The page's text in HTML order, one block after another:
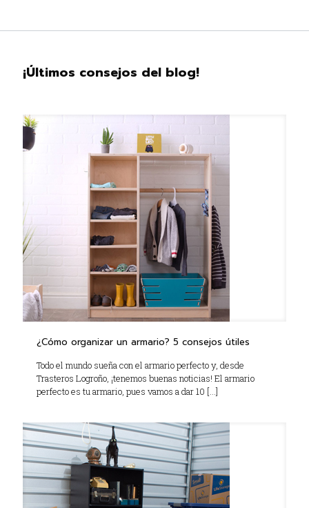
¡Últimos consejos del blog!
¿Cómo organizar un armario? 5 consejos útiles
Todo el mundo sueña con el armario perfecto y, desde
Trasteros Logroño, ¡tenemos buenas noticias! El armario
perfecto es tu armario, pues vamos a dar 10 […]